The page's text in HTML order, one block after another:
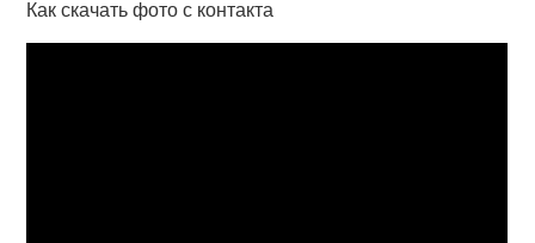
Как скачать фото с контакта